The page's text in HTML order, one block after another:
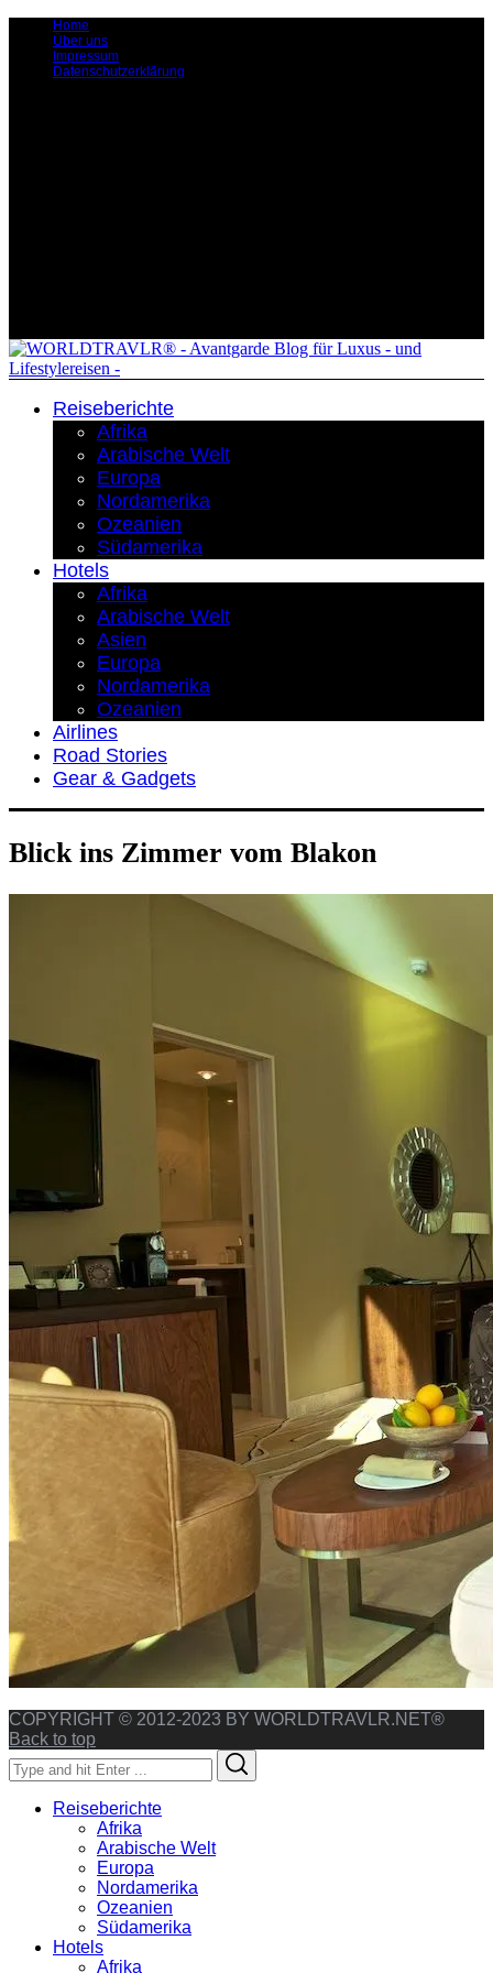
Home
Über uns
Impressum
Datenschutzerklärung
Reiseberichte
Afrika
Arabische Welt
Europa
Nordamerika
Ozeanien
Südamerika
Hotels
Afrika
Arabische Welt
Asien
Europa
Nordamerika
Ozeanien
Airlines
Road Stories
Gear & Gadgets
Blick ins Zimmer vom Blakon
COPYRIGHT © 2012-2023 BY WORLDTRAVLR.NET®
Back to top
Search
for:
Reiseberichte
Afrika
Arabische Welt
Europa
Nordamerika
Ozeanien
Südamerika
Hotels
Afrika